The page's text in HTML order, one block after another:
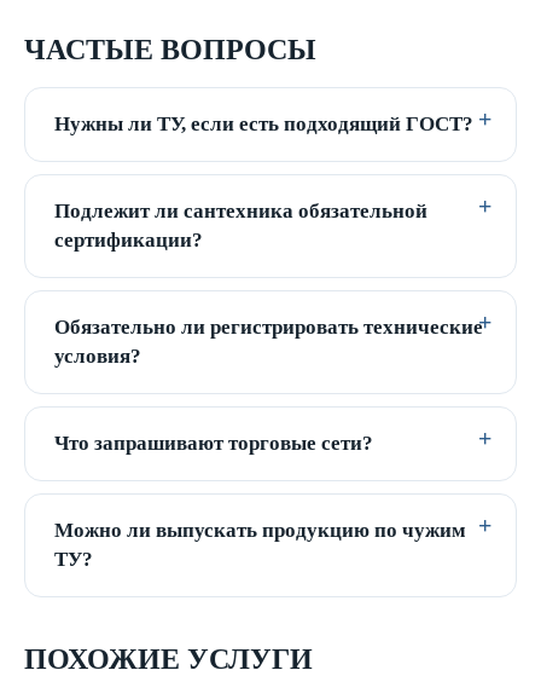
ЧАСТЫЕ ВОПРОСЫ
Нужны ли ТУ, если есть подходящий ГОСТ?
Подлежит ли сантехника обязательной
сертификации?
Обязательно ли регистрировать технические
условия?
Что запрашивают торговые сети?
Можно ли выпускать продукцию по чужим
ТУ?
ПОХОЖИЕ УСЛУГИ